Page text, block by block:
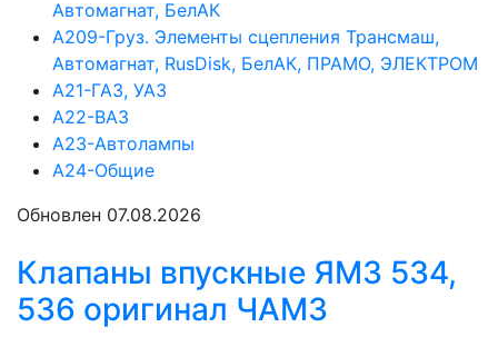
Автомагнат, БелАК
А209-Груз. Элементы сцепления Трансмаш,
Автомагнат, RusDisk, БелАК, ПРАМО, ЭЛЕКТРОМ
А21-ГАЗ, УАЗ
А22-ВАЗ
А23-Автолампы
А24-Общие
Обновлен 07.08.2026
Клапаны впускные ЯМЗ 534,
536 оригинал ЧАМЗ